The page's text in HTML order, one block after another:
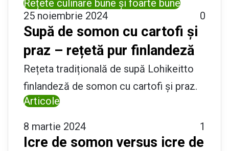
Rețete culinare bune și foarte bune
25 noiembrie 2024
0
Supă de somon cu cartofi și
praz – rețetă pur finlandeză
Rețeta tradițională de supă Lohikeitto
finlandeză de somon cu cartofi și praz.
Articole
8 martie 2024 1
Icre de somon versus icre de